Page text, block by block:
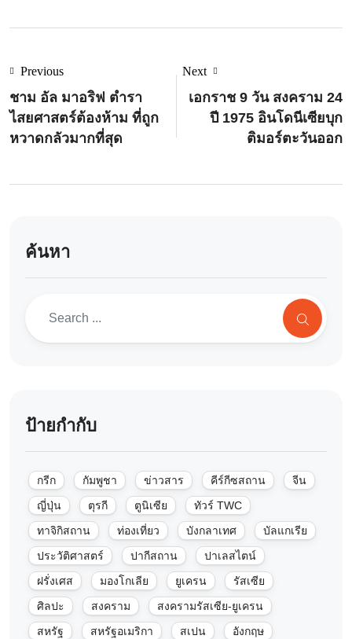
Previous
ชาม อัล มาอริฟ ตำรา
ไสยศาสตร์ต้องห้าม ที่ถูก
หวาดกลัวมากที่สุด
Next
เอกราช 9 วัน สงคราม 24
ปี 1975 อินโดนีเซียบุก
ติมอร์ตะวันออก
ค้นหา
ป้ายกำกับ
กรีก กัมพูชา ข่าวสาร คีร์กีซสถาน
จีน
ญี่ปุ่น
ตุรกี ตูนิเซีย
ทัวร์ TWC
ทาจิกิสถาน
ท่องเที่ยว บังกลาเทศ
บัลแกเรีย
ประวัติศาสตร์
ปากีสถาน
ปาเลสไตน์
ฝรั่งเศส
มองโกเลีย ยูเครน
รัสเซีย
ศิลปะ
สงคราม
สงครามรัสเซีย-ยูเครน
สหรัฐ
สหรัฐอเมริกา สเปน
อังกฤษ